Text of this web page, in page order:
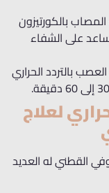
بالكورتيزون
على الشفاء
بالتردد الحراري
لعلاج
القطني له العديد